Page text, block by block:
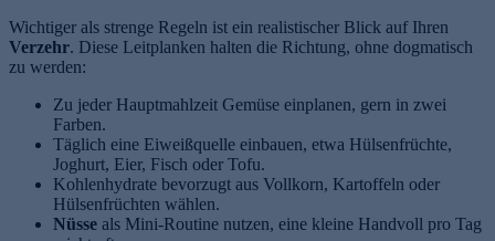
Wichtiger als strenge Regeln ist ein realistischer Blick auf Ihren
Verzehr. Diese Leitplanken halten die Richtung, ohne dogmatisch
zu werden:
Zu jeder Hauptmahlzeit Gemüse einplanen, gern in zwei
Farben.
Täglich eine Eiweißquelle einbauen, etwa Hülsenfrüchte,
Joghurt, Eier, Fisch oder Tofu.
Kohlenhydrate bevorzugt aus Vollkorn, Kartoffeln oder
Hülsenfrüchten wählen.
Nüsse als Mini-Routine nutzen, eine kleine Handvoll pro Tag